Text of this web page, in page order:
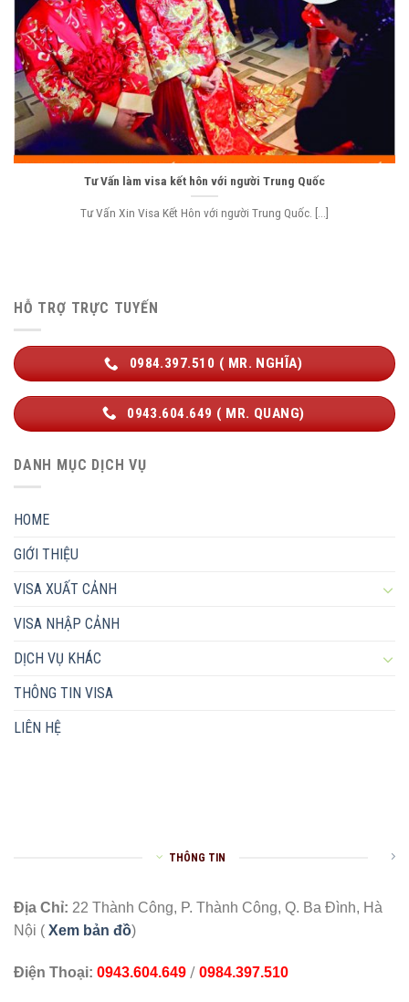
Tư Vấn làm visa kết hôn với người Trung Quốc
Tư Vấn Xin Visa Kết Hôn với người Trung Quốc. [...]
HỖ TRỢ TRỰC TUYẾN
0984.397.510 ( MR. NGHĨA)
0943.604.649 ( MR. QUANG)
DANH MỤC DỊCH VỤ
HOME
GIỚI THIỆU
VISA XUẤT CẢNH
VISA NHẬP CẢNH
DỊCH VỤ KHÁC
THÔNG TIN VISA
LIÊN HỆ
THÔNG TIN
Địa Chỉ: 22 Thành Công, P. Thành Công, Q. Ba Đình, Hà
Nội ( Xem bản đồ)
Điện Thoại: 0943.604.649 / 0984.397.510